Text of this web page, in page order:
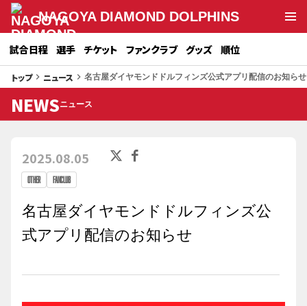
NAGOYA DIAMOND DOLPHINS
試合日程 選手 チケット ファンクラブ グッズ 順位
トップkeyboard_arrow_right ニュース keyboard_arrow_right 名古屋ダイヤモンドドルフィンズ公式アプリ配信のお知らせ
NEWSニュース
OTHER FANCLUB
2025.08.05
名古屋ダイヤモンドドルフィンズ公
式アプリ配信のお知らせ